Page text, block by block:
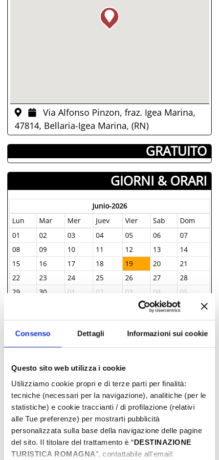
Consenso Dettagli Informazioni sui cookie
Questo sito web utilizza i cookie
Utilizziamo cookie propri e di terze parti per finalità:
tecniche (necessari per la navigazione), analitiche (per le
statistiche) e cookie traccianti / di profilazione (relativi
alle Tue preferenze) per mostrarti pubblicità
personalizzata sulla base della navigazione delle pagine
del sito. Il titolare del trattamento è “DESTINAZIONE
TURISTICA ROMAGNA”, contattabile all'email:
Via Alfonso Pinzon, fraz. Igea Marina,
47814, Bellaria-Igea Marina, (RN)
­ GRATUITO
GIORNI & ORARI
Junio-2026
Lun
Mar Mer Juev Vier Sab
Dom
01
02 03 04 05 06
07
08
09 10 11 12 13
14
15
16 17 18 19 20
21
22
23 24 25 26 27
28
29
30 01 02 03 04
05
11 12
INFORMAZIONI ­
IAT BELLARIA INFORMAZIONI ACCOGLIENZA
+39 0541 343808
iat@comune.bellaria-igea-marina.rn.it
Comune di Bellaria Igea Marina
propone anche